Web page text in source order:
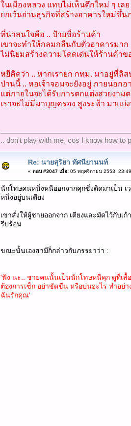
ในเมืองหลวง แทบไม่เห็นตึกใหม่ ๆ เลย
ยกเว้นย่านธุรกิจที่สร้างอาคารใหม่ขึ้น
ที่น่าสนใจคือ .. ป้ายชื่อร้านค้า
เขาจะทำให้กลมกลืนกับตัวอาคารมาก
ไม่นิยมสร้างความโดดเด่นให้ร้านค้าข
หยีคิดว่า .. หากเรายก กทม. มาอยู่ที่ลิส
ป่านนี้ .. หอเจ้าจอมจะยังอยู่ ภายนอก
แต่ภายในจะได้รับการตกแต่งสวยงาม
เราจะไม่มีมาบุญครอง สูงระฟ้า มาแย่
.. don't play with me, cos I know how to
Re: นายสุริยา ทัศนียานนท์
« ตอบ #3047 เมื่อ:05 พฤศจิกายน 2553,
นักโทษคนหนึ่งหนีออกจากคุกซึ่งติดมาเป็น เ
หนึ่งอยู่บนเตียง
เขาสั่งให้ผู้ชายออกจาก เตียงและมัดไว้กับ
รีบร้อน
ขณะนั้นเองสามีก็กล่าวกับภรรยาว่า :
'ฟัง นะ.. ชายคนนั้นเป็นนักโทษหนีคุก ดูที่เสื้
ต้องการเซ็ก อย่าขัดขืน หรือบ่นอะไร ทำอย่
ฉันรักคุณ'